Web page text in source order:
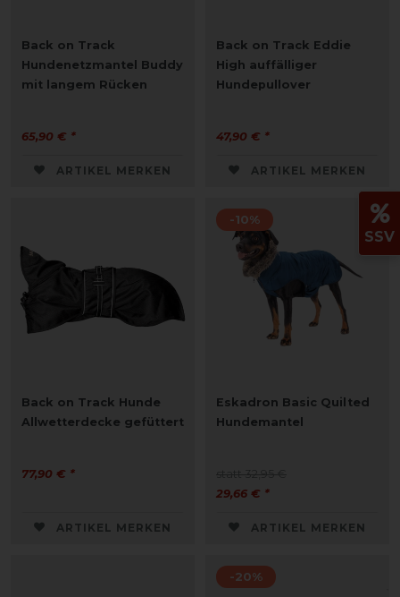
Back on Track
Hundenetzmantel Buddy
mit langem Rücken
65,90 € *
ARTIKEL MERKEN
Back on Track Eddie
High auffälliger
Hundepullover
47,90 € *
ARTIKEL MERKEN
Back on Track Hunde
Allwetterdecke gefüttert
77,90 € *
ARTIKEL MERKEN
-10%
Eskadron Basic Quilted
Hundemantel
29,66 € *
ARTIKEL MERKEN
-20%
SSV